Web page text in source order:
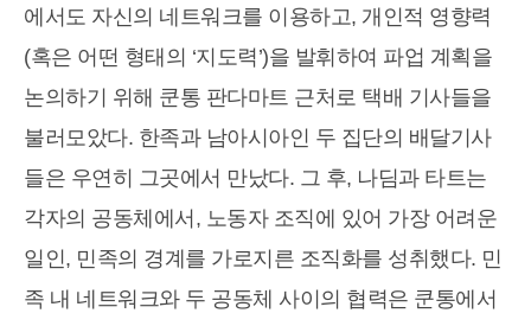
에서도 자신의 네트워크를 이용하고, 개인적 영향력
(혹은 어떤 형태의 ‘지도력’)을 발휘하여 파업 계획을
논의하기 위해 쿤통 판다마트 근처로 택배 기사들을
불러모았다. 한족과 남아시아인 두 집단의 배달기사
들은 우연히 그곳에서 만났다. 그 후, 나딤과 타트는
각자의 공동체에서, 노동자 조직에 있어 가장 어려운
일인, 민족의 경계를 가로지른 조직화를 성취했다. 민
족 내 네트워크와 두 공동체 사이의 협력은 쿤통에서